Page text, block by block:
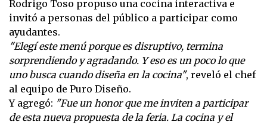
Rodrigo Toso propuso una cocina interactiva e
invitó a personas del público a participar como
ayudantes.
"Elegí este menú porque es disruptivo, termina
sorprendiendo y agradando. Y eso es un poco lo que
uno busca cuando diseña en la cocina", reveló el chef
al equipo de Puro Diseño.
Y agregó: "Fue un honor que me inviten a participar
de esta nueva propuesta de la feria. La cocina y el